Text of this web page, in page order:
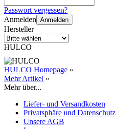
Passwort vergessen?
Anmelden Anmelden
Hersteller
HULCO
HULCO Homepage »
Mehr Artikel »
Mehr über...
Liefer- und Versandkosten
Privatsphäre und Datenschutz
Unsere AGB